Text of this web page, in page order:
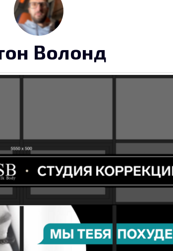
Волонд